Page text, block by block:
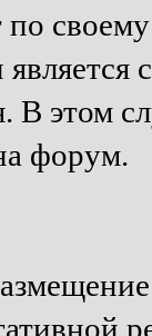
В этом
форум.